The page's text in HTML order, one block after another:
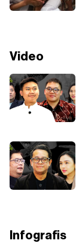
Video
Infografis